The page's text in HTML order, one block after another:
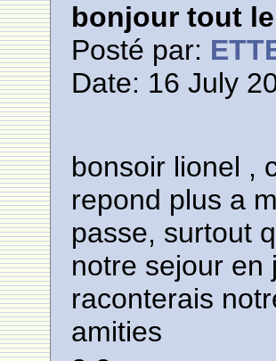
bonjour tout
Posté par:
Date: 16 July
bonsoir lionel ,
repond plus a
passe, surtout
notre sejour en
raconterais
amities